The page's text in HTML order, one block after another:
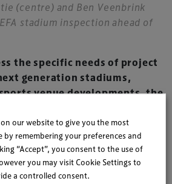
(centre) and Ben Veenbrink
stadium inspection ahead of
the specific needs of project
generation stadiums,
venue developments, the
2012 is knowledge-transfer
for two days of discussions, site
peer networking that will
our website to give you the most
by remembering your preferences and
“Accept”, you consent to the use of
you may visit Cookie Settings to
a controlled consent.